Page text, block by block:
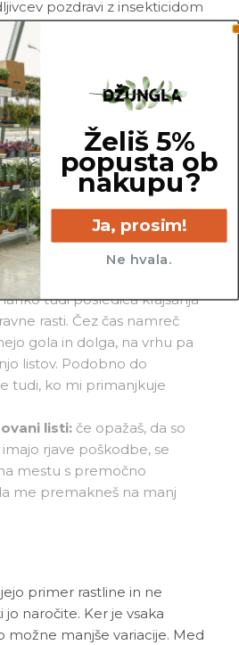
pozdravi z insekticidom
tonika
da mi gnijejo in odpadajo
ko je moja zemlja precej
verjetnosti preveč zalil_a.
vso zemljo in mi porežeš
pa me presadi v
zračno zemljo.
največkrat obarvam
časa stojim v neprimerni in
rumenijo samo moji
lahko tudi posledica krajšanja
rasti. Čez čas namreč
gola in dolga, na vrhu pa
listov. Podobno do
tudi, ko mi primanjkuje
listi: če opažaš, da so
rjave poškodbe, se
mestu s premočno
me premakneš na manj
primer rastline in ne
jo naročite. Ker je vsaka
možne manjše variacije. Med
Želiš 5%
popusta ob
nakupu?
Ja, prosim!
Ne hvala.